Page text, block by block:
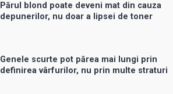
Părul blond poate deveni mat din cauza
depunerilor, nu doar a lipsei de toner
Genele scurte pot părea mai lungi prin
definirea vârfurilor, nu prin multe straturi